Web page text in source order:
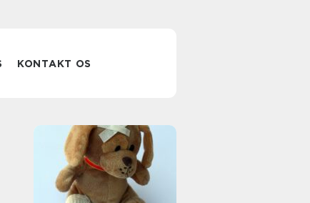
KONTAKT OS